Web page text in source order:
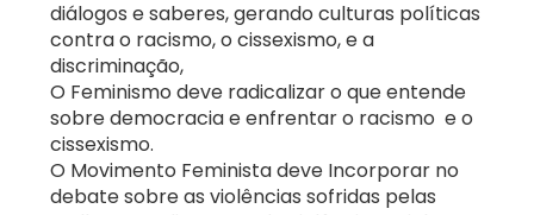
diálogos e saberes, gerando culturas políticas
contra o racismo, o cissexismo, e a
discriminação,
O Feminismo deve radicalizar o que entende
sobre democracia e enfrentar o racismo e o
cissexismo.
O Movimento Feminista deve Incorporar no
debate sobre as violências sofridas pelas